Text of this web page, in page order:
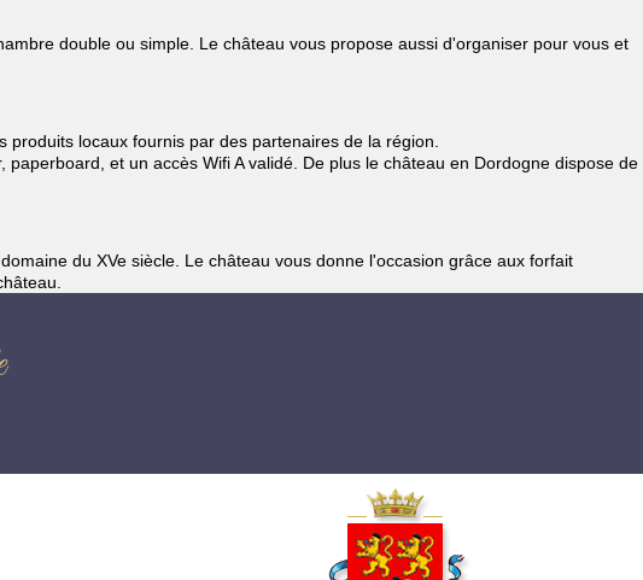
double ou simple. Le château vous propose aussi d'organiser pour vous et
locaux fournis par des partenaires de la région.
et un accès Wifi A validé. De plus le château en Dordogne dispose de
du XVe siècle. Le château vous donne l'occasion grâce aux forfait